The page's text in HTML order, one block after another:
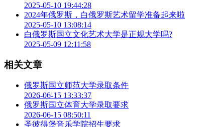
2025-05-10 19:44:28
2024年俄罗斯，白俄罗斯艺术留学准备起来啦
2025-05-10 13:08:14
白俄罗斯国立文化艺术大学是正规大学吗?
2025-05-09 12:11:58
相关文章
俄罗斯国立师范大学录取条件
2026-06-15 13:33:37
俄罗斯国立体育大学录取要求
2026-06-15 08:50:11
圣彼得堡音乐学院招生要求